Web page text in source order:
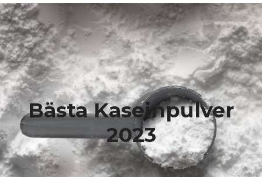
Bästa Kaseinpulver
2023